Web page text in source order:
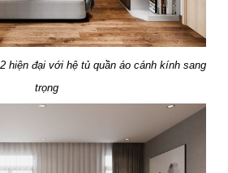
hiện đại với hệ tủ quần áo cánh kính sang
trọng